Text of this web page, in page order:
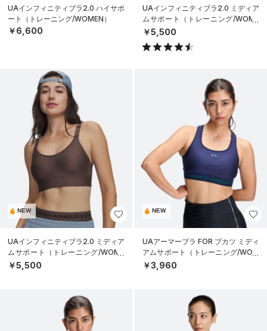
UAインフィニティブラ2.0 ハイサポ
ート（トレーニング/WOMEN）
￥6,600
UAインフィニティブラ2.0 ミディア
ムサポート（トレーニング/WOME
N）
￥5,500
NEW
UAインフィニティブラ2.0 ミディア
ムサポート（トレーニング/WOME
N）
￥5,500
NEW
UAアーマーブラ FOR ブカツ ミディ
アムサポート（トレーニング/WOM
EN）
￥3,960